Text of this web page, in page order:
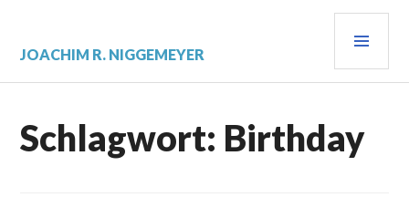
springen
JOACHIM R. NIGGEMEYER
Schlagwort: Birthday